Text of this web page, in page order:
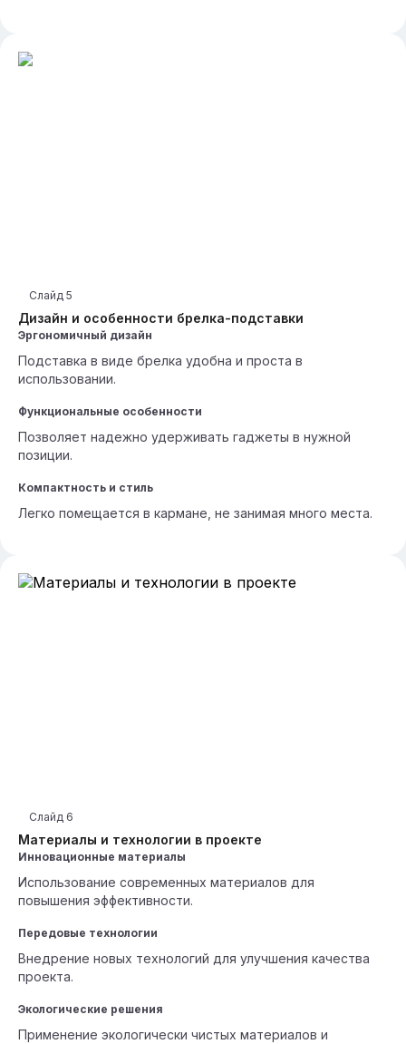
Дизайн и особенности брелка-подставки
Слайд 5
Эргономичный дизайн
Подставка в виде брелка удобна и проста в
использовании.
Функциональные особенности
Позволяет надежно удерживать гаджеты в нужной
позиции.
Компактность и стиль
Легко помещается в кармане, не занимая много места.
Материалы и технологии в проекте
Слайд 6
Инновационные материалы
Использование современных материалов для
повышения эффективности.
Передовые технологии
Внедрение новых технологий для улучшения качества
проекта.
Экологические решения
Применение экологически чистых материалов и